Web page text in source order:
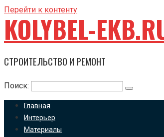
Перейти к контенту
KOLYBEL-
СТРОИТЕЛЬСТВО И РЕМОНТ
Поиск:
Главная
Интерьер
Материалы